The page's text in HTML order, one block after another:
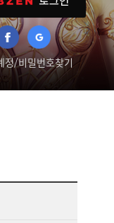
정/비밀번호찾기